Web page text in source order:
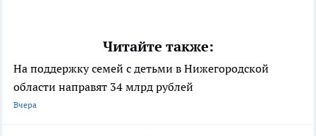
Читайте также:
На поддержку семей с детьми в Нижегородской
области направят 34 млрд рублей
Вчера